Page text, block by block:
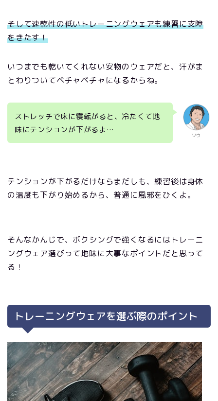
そして速乾性の低いトレーニングウェアも練習に支障
をきたす！
いつまでも乾いてくれない安物のウェアだと、汗がま
とわりついてベチャベチャになるからね。
ソウ
ストレッチで床に寝転がると、冷たくて地
味にテンションが下がるよ…
テンションが下がるだけならまだしも、練習後は身体
の温度も下がり始めるから、普通に風邪をひくよ。
そんなかんじで、ボクシングで強くなるにはトレーニ
ングウェア選びって地味に大事なポイントだと思って
る！
トレーニングウェアを選ぶ際のポイント